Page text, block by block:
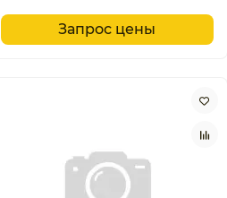
Запрос цены